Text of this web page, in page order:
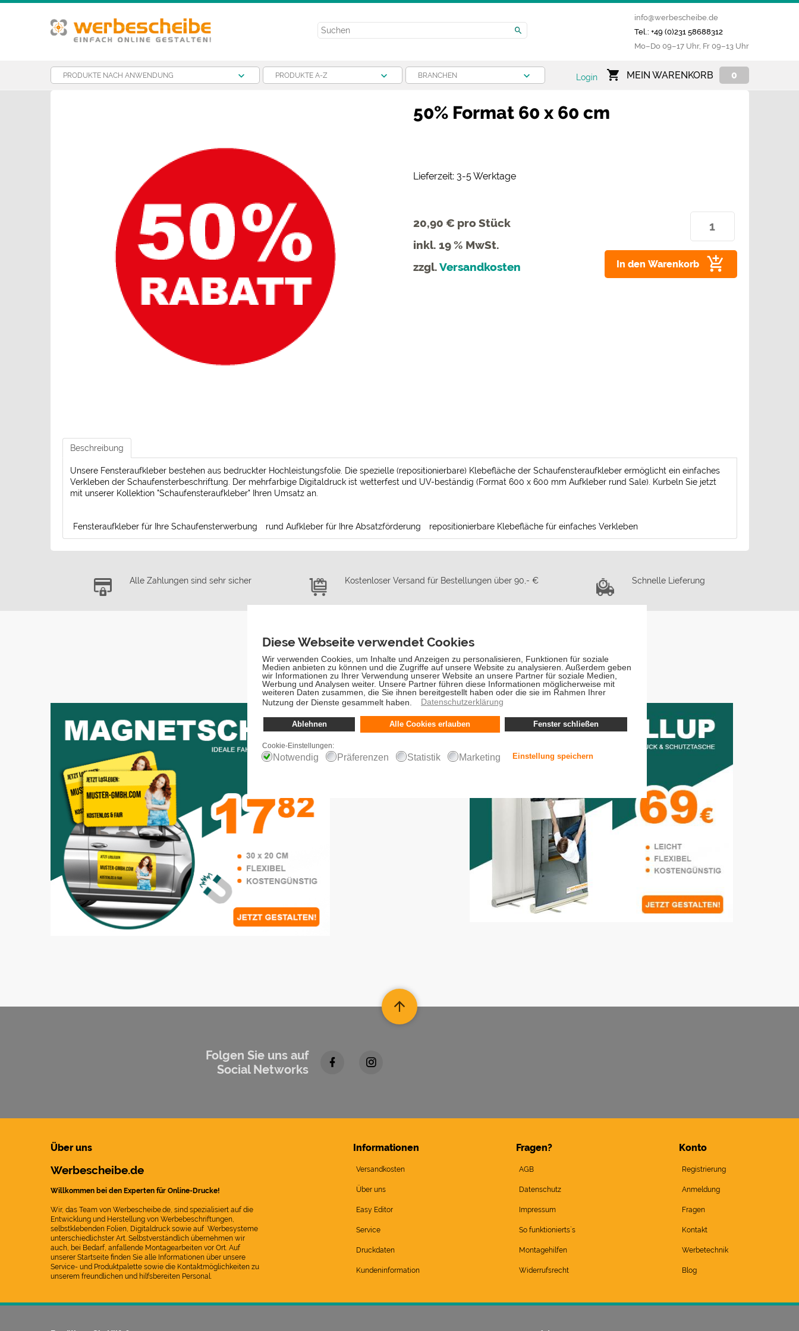
info@werbescheibe.de
Tel.: +49 (0)231 58688312
Mo­–Do 09–17 Uhr, Fr 09–13 Uhr
PRODUKTE NACH ANWENDUNG PRODUKTE A-Z BRANCHEN Login MEIN WARENKORB 0
50% Format 60 x 60 cm
Lieferzeit: 3-5 Werktage
20,90 € pro Stück
inkl. 19 % MwSt.
zzgl.Versandkosten In den Warenkorb
Beschreibung
Unsere Fensteraufkleber bestehen aus bedruckter Hochleistungsfolie. Die spezielle (repositionierbare) Klebefläche der Schaufensteraufkleber ermöglicht ein einfaches
Verkleben der Schaufensterbeschriftung. Der mehrfarbige Digitaldruck ist wetterfest und UV-beständig (Format 600 x 600 mm Aufkleber rund Sale). Kurbeln Sie jetzt
mit unserer Kollektion "Schaufensteraufkleber" Ihren Umsatz an.
Fensteraufkleber für Ihre Schaufensterwerbung rund Aufkleber für Ihre Absatzförderung repositionierbare Klebefläche für einfaches Verkleben
Alle Zahlungen sind sehr sicher Kostenloser Versand für Bestellungen über 90,- € Schnelle Lieferung
Folgen Sie uns auf
Social Networks
Über uns
Werbescheibe.de
Willkommen bei den Experten für Online-Drucke!
Wir, das Team von Werbescheibe.de, sind spezialisiert auf die
Entwicklung und Herstellung von Werbebeschriftungen,
selbstklebenden Folien, Digitaldruck sowie auf Werbesysteme
unterschiedlichster Art. Selbstverständlich übernehmen wir
auch, bei Bedarf, anfallende Montagearbeiten vor Ort. Auf
unserer Startseite finden Sie alle Informationen über unsere
Service- und Produktpalette sowie die Kontaktmöglichkeiten zu
unserem freundlichen und hilfsbereiten Personal.
Informationen
Versandkosten
Über uns
Easy Editor
Service
Druckdaten
Kundeninformation
Fragen?
AGB
Datenschutz
Impressum
So funktionierts`s
Montagehilfen
Widerrufsrecht
Konto
Registrierung
Anmeldung
Fragen
Kontakt
Werbetechnik
Blog